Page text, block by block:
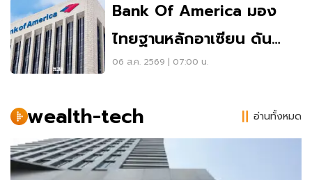
Bank Of America มอง
ไทยฐานหลักอาเซียน ดัน
ระบบจ่ายเงินข้ามพรมแดนเรี
06 ส.ค. 2569 | 07:00 น.
wealth-tech อ่านทั้งหมด